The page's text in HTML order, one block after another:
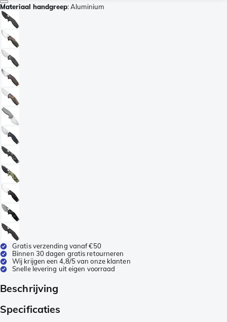
Materiaal handgreep:Aluminium
Gratis verzending vanaf €50
Binnen 30 dagen gratis retourneren
Wij krijgen een 4,8/5 van onze klanten
Snelle levering uit eigen voorraad
Beschrijving
Specificaties